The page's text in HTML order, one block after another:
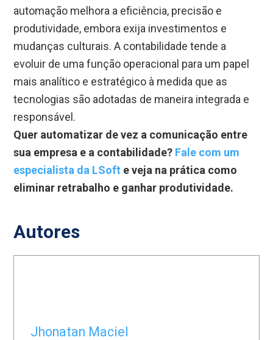
automação melhora a eficiência, precisão e
produtividade, embora exija investimentos e
mudanças culturais. A contabilidade tende a
evoluir de uma função operacional para um papel
mais analítico e estratégico à medida que as
tecnologias são adotadas de maneira integrada e
responsável.
Quer automatizar de vez a comunicação entre
sua empresa e a contabilidade? Fale com um
especialista da LSoft e veja na prática como
eliminar retrabalho e ganhar produtividade.
Autores
Jhonatan Maciel